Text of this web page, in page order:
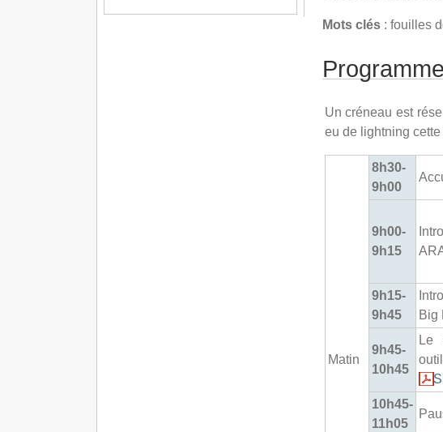
Mots clés: fouilles
Programme
Un créneau est
eu de lightning cette
Matin
8h30-
9h00
9h00-
9h15
9h15-
9h45
Big
9h45-
10h45
Le
10h45-
11h05